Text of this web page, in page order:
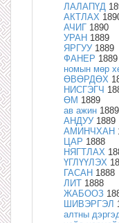
ЛАЛАПҮД
АКТЛАХ
АЧИГ 1890
УРАН 1889
ЯРГУУ 1889
ФАНЕР 1889
номын мөр
ӨВӨРДӨХ
НИСГЭГЧ
ӨМ 1889
ав ажин 1889
АНДУУ 1889
АМИНЧХАН
ЦАР 1888
НЯГТЛАХ
ҮГЛҮҮЛЭХ
ГАСАН 1888
ЛИТ 1888
ЖАБООЗ
ШИВЭРГЭЛ
алтны